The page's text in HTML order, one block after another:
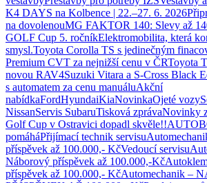
K4 DAYS na Kolbence | 22.–27. 6. 2026
na dovolenouMG FAKTOR 140: Slevy až
GOLF Cup 5. ročníkElektromobilita, která
smysl.Toyota Corolla TS s jedinečným
Premium CVT za nejnižší cenu v ČRToyota
novou RAV4Suzuki Vitara a S-Cross Black
s automatem za cenu manuáluAkční
nabídkaFordHyundaiKiaNovinkaOjeté vozy
NissanServis SubaruTisková zprávaNovinky
Golf Cup v Ostravici dopadl skvěle!!
pomáháPřijímací technik servisu
příspěvek až 100.000,- KčVedoucí servisu
Náborový příspěvek až 100.000,-Kč
příspěvek až 100.000,- KčAutomechanik –